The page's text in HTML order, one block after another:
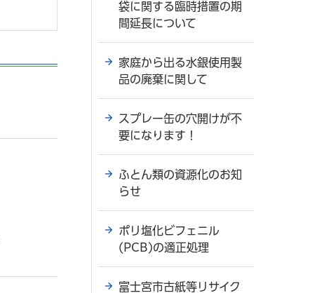
袋に関する臨時措置の期
間延長について
家庭から出る水銀使用製
品の廃棄に関して
スプレー缶の穴開けが不
要になります！
ふとん類の資源化のお知
らせ
ポリ塩化ビフェニル
(PCB)の適正処理
富士宮市古紙等リサイク